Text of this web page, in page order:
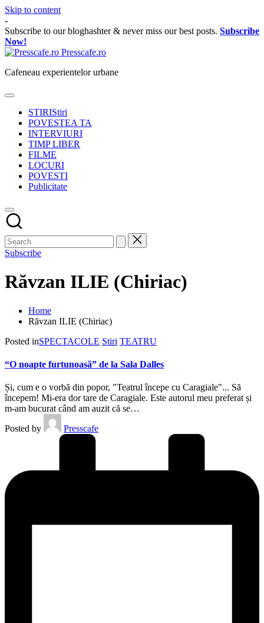
Skip to content
-
Subscribe to our bloghashter & never miss our best posts. Subscribe
Now!
Presscafe.ro
Cafeneau experientelor urbane
STIRIStiri
POVESTEA TA
INTERVIURI
TIMP LIBER
FILME
LOCURI
POVESTI
Publicitate
Subscribe
Răvzan ILIE (Chiriac)
Home
Răvzan ILIE (Chiriac)
Posted inSPECTACOLE Stiri TEATRU
“O noapte furtunoasă” de la Sala Dalles
Și, cum e o vorbă din popor, "Teatrul începe cu Caragiale"... Să
începem! Mi-era dor tare de Caragiale. Este autorul meu preferat și
m-am bucurat când am auzit că se…
Posted by
Presscafe